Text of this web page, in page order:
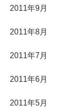
2011年9月
2011年8月
2011年7月
2011年6月
2011年5月